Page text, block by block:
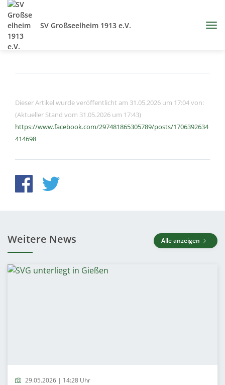
SV Großseelheim 1913 e.V.
Dieser Artikel wurde veröffentlicht am 31.05.2026 um 17:04 von:
(Aktueller Stand vom 31.05.2026 um 17:43)
https://www.facebook.com/297481865305789/posts/1706392634
414698
Weitere News Alle anzeigen
29.05.2026 | 14:28 Uhr